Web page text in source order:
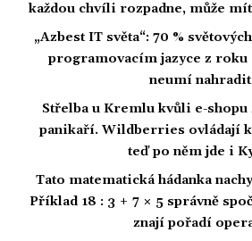
každou chvíli rozpadne, může
„Azbest IT světa“: 70 %
programovacím jazyce z roku
neumí nahradit
Střelba u Kremlu kvůli e-
panikaří. Wildberries ovládají
teď po něm jde i
Tato matematická hádanka
Příklad 18 : 3 + 7 × 5 správně
znají pořadí